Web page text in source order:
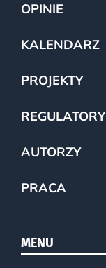
OPINIE
KALENDARZ
PROJEKTY
REGULATORY
AUTORZY
PRACA
MENU